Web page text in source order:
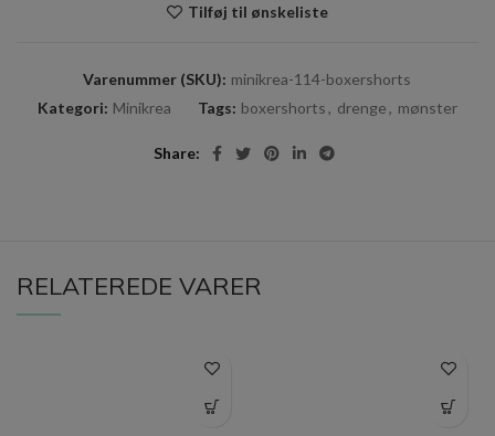
Tilføj til ønskeliste
Varenummer (SKU): minikrea-114-boxershorts
Kategori: Minikrea Tags: boxershorts, drenge, mønster
Share
RELATEREDE VARER